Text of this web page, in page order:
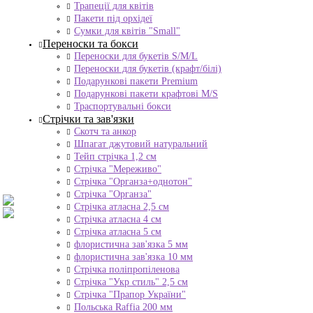
Трапеції для квітів
Пакети під орхідеї
Сумки для квітів "Small"
Переноски та бокси
Переноски для букетів S/M/L
Переноски для букетів (крафт/білі)
Подарункові пакети Premium
Подарункові пакети крафтові M/S
Траспортувальні бокси
Стрічки та зав'язки
Скотч та анкор
Шпагат джутовий натуральний
Тейп стрічка 1,2 см
Стрічка "Мереживо"
Стрічка "Органза+однотон"
Стрічка "Органза"
Стрічка атласна 2,5 см
Стрічка атласна 4 см
Стрічка атласна 5 см
флористична зав'язка 5 мм
флористична зав'язка 10 мм
Стрічка поліпропіленова
Стрічка "Укр стиль" 2,5 см
Стрічка "Прапор України"
Польська Raffia 200 мм